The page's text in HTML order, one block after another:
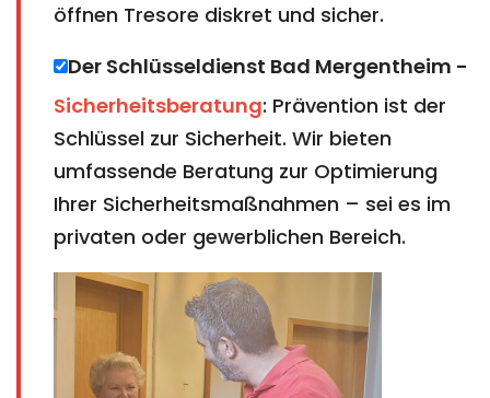
öffnen Tresore diskret und sicher.
Der Schlüsseldienst Bad Mergentheim​​​​​​​ -
Sicherheitsberatung: Prävention ist der
Schlüssel zur Sicherheit. Wir bieten
umfassende Beratung zur Optimierung
Ihrer Sicherheitsmaßnahmen – sei es im
privaten oder gewerblichen Bereich.